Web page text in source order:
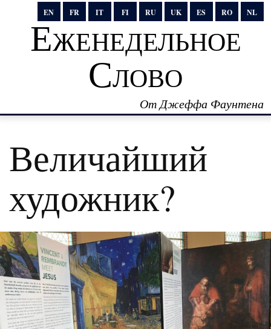
EN FR IT FI RU UK ES RO NL
Еженедельное
Слово
От Джеффа Фаунтена
Величайший
художник?